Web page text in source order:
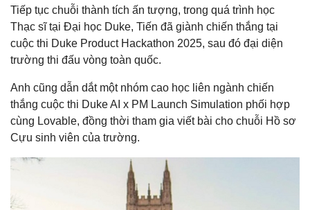
Tiếp tục chuỗi thành tích ấn tượng, trong quá trình học
Thạc sĩ tại Đại học Duke, Tiến đã giành chiến thắng tại
cuộc thi Duke Product Hackathon 2025, sau đó đại diện
trường thi đấu vòng toàn quốc.
Anh cũng dẫn dắt một nhóm cao học liên ngành chiến
thắng cuộc thi Duke AI x PM Launch Simulation phối hợp
cùng Lovable, đồng thời tham gia viết bài cho chuỗi Hồ sơ
Cựu sinh viên của trường.